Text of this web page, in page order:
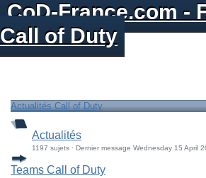
CoD-France.com -
Call of Duty
Actualités Call of Duty
Actualités
1197 sujets · Dernier message Wednesday 15 April
Teams Call of Duty